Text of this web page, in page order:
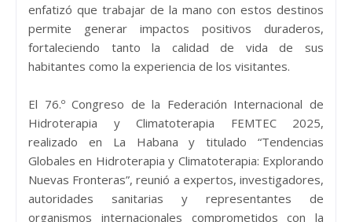
enfatizó que trabajar de la mano con estos destinos
permite generar impactos positivos duraderos,
fortaleciendo tanto la calidad de vida de sus
habitantes como la experiencia de los visitantes.
El 76.º Congreso de la Federación Internacional de
Hidroterapia y Climatoterapia FEMTEC 2025,
realizado en La Habana y titulado “Tendencias
Globales en Hidroterapia y Climatoterapia: Explorando
Nuevas Fronteras”, reunió a expertos, investigadores,
autoridades sanitarias y representantes de
organismos internacionales comprometidos con la